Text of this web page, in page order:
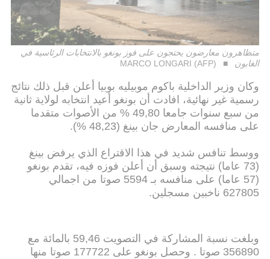
متظاهرون معارضون يحتجون على فوز بونغو بالانتخابات الرئاسية في
الغابون
MARCO LONGARI (AFP)
وكان وزير الداخلية باكوم موبيليه بوبيا أعلن قبل ذلك نتائج
رسمية غير نهائية، افادت أن بونغو أعيد انتخابه لولاية ثانية
من سبع سنوات جامعا 49,80 % من الأصوات متقدما
على منافسه المعارض جان بينغ (48,23 %).
ووسط تنافس شديد في هذا الاقتراع الذي يرفض بينغ
(73 عاما) نتيجته وسبق أن أعلن فوزه فيه، تقدم بونغو
(57 عاما) على منافسه بـ 5594 صوتا من اجمالي
627805 ناخبين مسجلين.
وبلغت نسبة المشاركة في التصويت 59,46 بالمائة مع
356890 صوتا . وحصل بونغو على 177722 صوتا منها